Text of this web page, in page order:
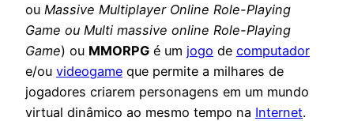
ou Massive Multiplayer Online Role-Playing
Game ou Multi massive online Role-Playing
Game) ou MMORPG é um jogo de computador
e/ou videogame que permite a milhares de
jogadores criarem personagens em um mundo
virtual dinâmico ao mesmo tempo na Internet.